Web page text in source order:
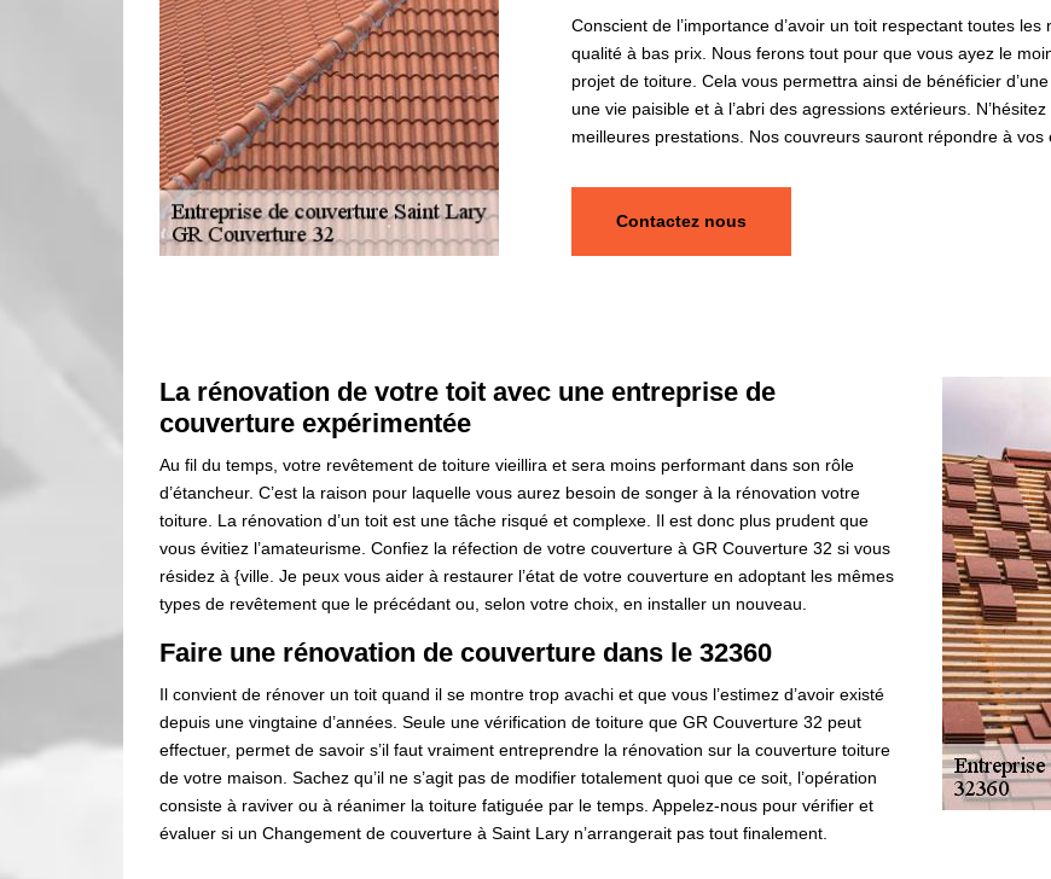
Conscient de l’importance d’avoir un toit respectant toutes
qualité à bas prix. Nous ferons tout pour que vous ayez le
projet de toiture. Cela vous permettra ainsi de bénéficier
une vie paisible et à l’abri des agressions extérieurs.
meilleures prestations. Nos couvreurs sauront répondre à vos
Contactez nous
La rénovation de votre toit avec une entreprise de
couverture expérimentée
Au fil du temps, votre revêtement de toiture vieillira et sera moins performant dans son rôle
d’étancheur. C’est la raison pour laquelle vous aurez besoin de songer à la rénovation votre
toiture. La rénovation d’un toit est une tâche risqué et complexe. Il est donc plus prudent que
vous évitiez l’amateurisme. Confiez la réfection de votre couverture à GR Couverture 32 si vous
résidez à {ville. Je peux vous aider à restaurer l’état de votre couverture en adoptant les mêmes
types de revêtement que le précédant ou, selon votre choix, en installer un nouveau.
Faire une rénovation de couverture dans le 32360
Il convient de rénover un toit quand il se montre trop avachi et que vous l’estimez d’avoir existé
depuis une vingtaine d’années. Seule une vérification de toiture que GR Couverture 32 peut
effectuer, permet de savoir s’il faut vraiment entreprendre la rénovation sur la couverture toiture
de votre maison. Sachez qu’il ne s’agit pas de modifier totalement quoi que ce soit, l’opération
consiste à raviver ou à réanimer la toiture fatiguée par le temps. Appelez-nous pour vérifier et
évaluer si un Changement de couverture à Saint Lary n’arrangerait pas tout finalement.